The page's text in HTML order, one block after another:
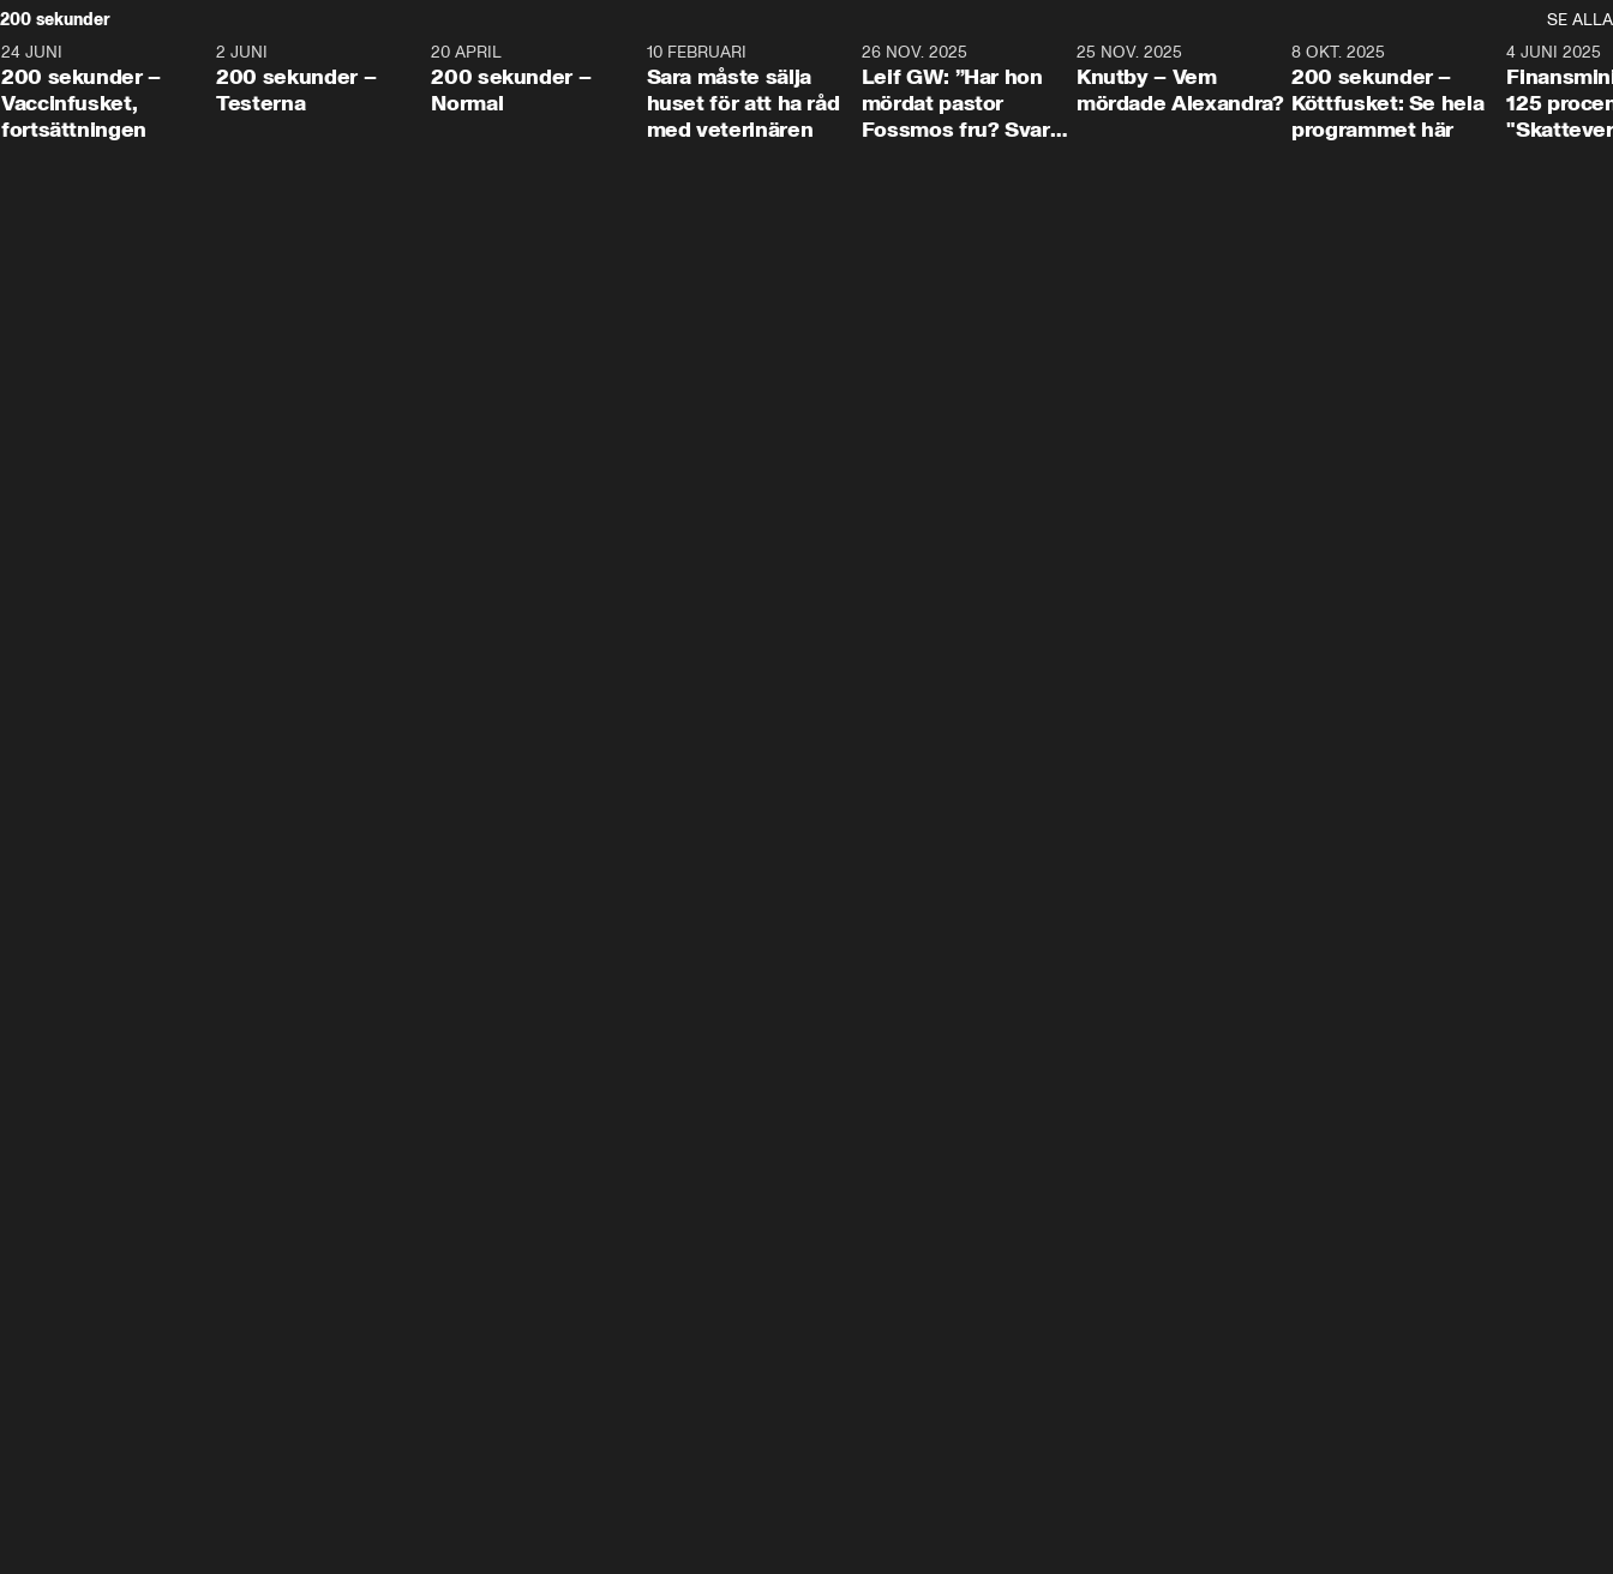
200 sekunder
SE ALLA
5:00
24 JUNI
200 sekunder –
Vaccinfusket,
fortsättningen
4:23
2 JUNI
200 sekunder –
Testerna
20 APRIL
200 sekunder –
Normal
10 FEBRUARI
Sara måste sälja
huset för att ha råd
med veterinären
26 NOV. 2025
Leif GW: ”Har hon
mördat pastor
Fossmos fru? Svar
31:05
25 NOV. 2025
Knutby – Vem
mördade Alexandra?
4:29
8 OKT. 2025
200 sekunder –
Köttfusket: Se hela
programmet här
4 JUNI 2025
125